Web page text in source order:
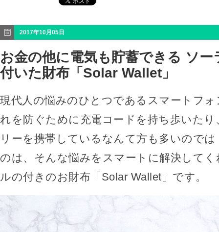
2017年10月05日
お金の他に電気も貯蓄できる ソー
付いた財布「Solar Wallet」
現代人の悩みのひとつであるスマートフ
れを防ぐために充電コードを持ち歩いた
リーを携帯しているなんて方も多いので
のは、そんな悩みをスマートに解決して
ルの付きのお財布「Solar Wallet」です。